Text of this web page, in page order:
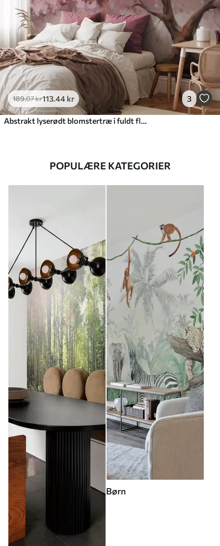
189.07kr113 .44 kr 3
POPULÆRE KATEGORIER
Børn